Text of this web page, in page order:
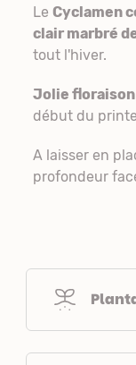
Le Cyclamen
clair marbré
tout l'hiver.
Jolie
début du
A laisser en
profondeur